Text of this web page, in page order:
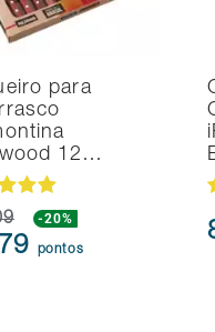
para
12…
-20%
pontos